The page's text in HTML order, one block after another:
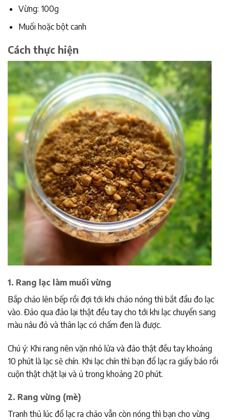
Vừng: 100g
Muối hoặc bột canh
Cách thực hiện
1. Rang lạc làm muối vừng
Bắp chảo lên bếp rồi đợi tới khi chảo nóng thì bắt đầu đo lạc
vào. Đảo qua đảo lại thật đều tay cho tới khi lạc chuyển sang
màu nâu đỏ và thân lạc có chấm đen là được.
Chú ý: Khi rang nên vặn nhỏ lửa và đảo thật đều tay khoảng
10 phút là lạc sẽ chín. Khi lạc chín thì bạn đổ lạc ra giấy báo rồi
cuộn thật chặt lại và ủ trong khoảng 20 phút.
2. Rang vừng (mè)
Tranh thủ lúc đổ lạc ra chảo vẫn còn nóng thì bạn cho vừng